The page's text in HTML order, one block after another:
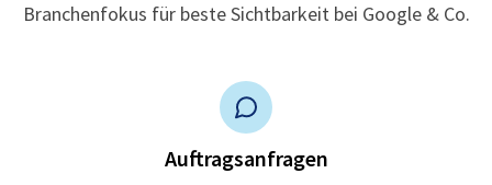
Branchenfokus für beste Sichtbarkeit bei Google & Co.
Auftragsanfragen